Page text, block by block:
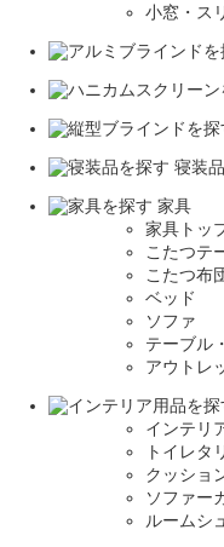
小窓・ス
寝装品
家具
家具トッ
こたつテ
こたつ布
ベッド
ソファ
テーブル
アウトレ
インテリ
トイレタ
クッショ
ソファー
ルームシ